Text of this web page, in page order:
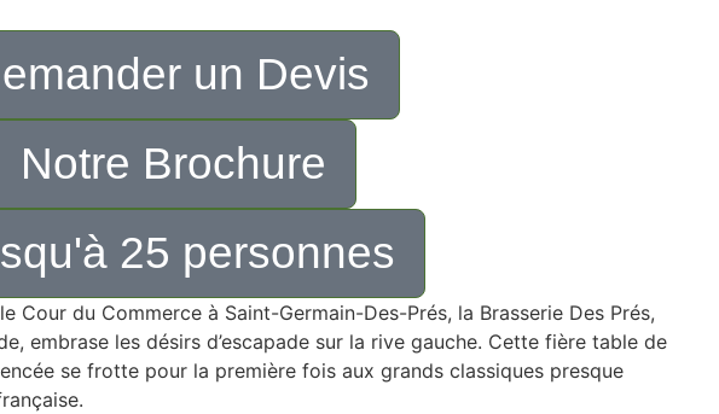
un Devis
Notre Brochure
25 personnes
Cour du Commerce à Saint-Germain-Des-Prés, la Brasserie Des Prés,
embrase les désirs d’escapade sur la rive gauche. Cette fière table de
se frotte pour la première fois aux grands classiques presque